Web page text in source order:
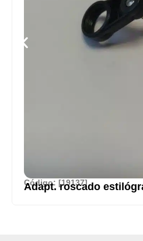
Código: [19137]
Adapt. roscado